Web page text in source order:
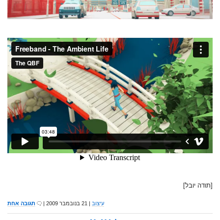
[תודה יובל]
עיצוב | 21 בנובמבר 2009 | תגובה אחת